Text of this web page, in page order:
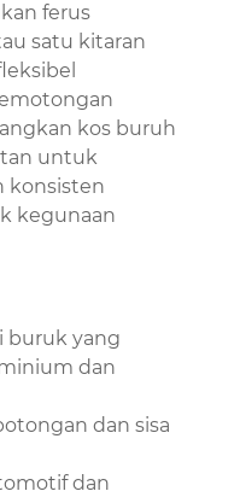
ferus
satu kitaran
kos buruh
untuk
konsisten
kegunaan
buruk yang
dan
dan sisa
dan